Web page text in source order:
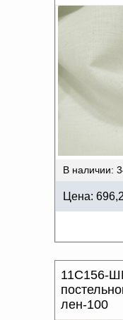
Оплата и доставка
Как оформить заказ
Как нас найти
Написать нам
Доверенность на
Документы по работе с
Новости | Статьи
ВИД ОФОРМЛЕНИЯ
ОТДЕЛКА
ПРОИЗВОДИТЕЛЬ
ХАРАКТЕР РИСУНКА
В наличии:
Цена:
11С156-
лен-100